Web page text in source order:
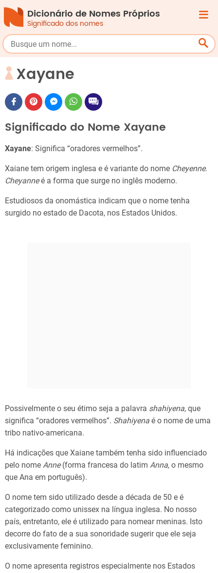
Dicionário de Nomes Próprios
Significado dos nomes
Xayane
Significado do Nome Xayane
Xayane: Significa “oradores vermelhos”.
Xaiane tem origem inglesa e é variante do nome Cheyenne.
Cheyanneé a forma que surge no inglês moderno.
Estudiosos da onomástica indicam que o nome tenha
surgido no estado de Dacota, nos Estados Unidos.
Possivelmente o seu étimo seja a palavra shahiyena, que
significa “oradores vermelhos”. Shahiyena é o nome de uma
tribo nativo-americana.
Há indicações que Xaiane também tenha sido influenciado
pelo nome Anne(forma francesa do latim Anna, o mesmo
que Ana em português).
O nome tem sido utilizado desde a década de 50 e é
categorizado como unissex na língua inglesa. No nosso
país, entretanto, ele é utilizado para nomear meninas. Isto
decorre do fato de a sua sonoridade sugerir que ele seja
exclusivamente feminino.
O nome apresenta registros especialmente nos Estados